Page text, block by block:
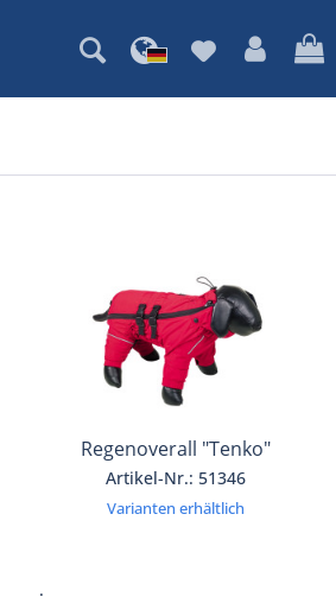
Regenoverall "Tenko"
Artikel-Nr.: 51346
Varianten erhältlich
.